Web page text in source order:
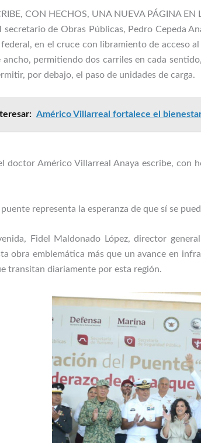
CON HECHOS, UNA NUEVA PÁGINA EN
secretario de Obras Públicas, Pedro Cepeda
en el cruce con libramiento de acceso
ancho, permitiendo dos carriles en cada
por debajo, el paso de unidades de carga.
Américo Villarreal fortalece el
doctor Américo Villarreal Anaya escribe, con
puente representa la esperanza de que sí se
Fidel Maldonado López, director
obra emblemática más que un avance en
transitan diariamente por esta región.